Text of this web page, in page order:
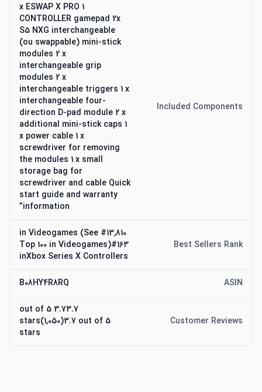
Included Components
1 x ESWAP X PRO
CONTROLLER gamepad 2x
S5 NXG interchangeable
(ou swappable) mini-stick
modules 2 x
interchangeable grip
modules 2 x
interchangeable triggers 1 x
interchangeable four-
direction D-pad module 2 x
additional mini-stick caps 1
x power cable 1 x
screwdriver for removing
the modules 1 x small
storage bag for
screwdriver and cable Quick
start guide and warranty
information”
Best Sellers Rank
#13,810 in Videogames (See
Top 100 in Videogames)#163
inXbox Series X Controllers
ASIN
B08HY4R8RQ
Customer Reviews
3.73.7 out of 5
stars(1,050)3.7 out of 5
stars